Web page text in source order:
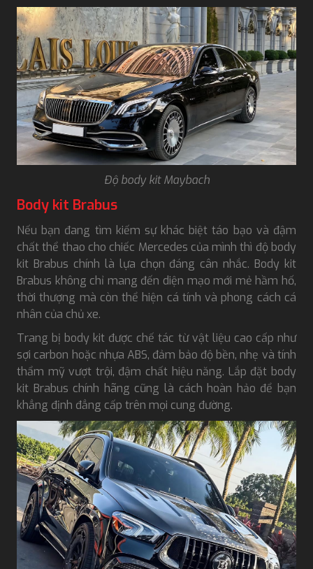
Độ body kit Maybach
Body kit Brabus
Nếu bạn đang tìm kiếm sự khác biệt táo bạo và đậm
chất thể thao cho chiếc Mercedes của mình thì độ body
kit Brabus chính là lựa chọn đáng cân nhắc. Body kit
Brabus không chỉ mang đến diện mạo mới mẻ hầm hố,
thời thượng mà còn thể hiện cá tính và phong cách cá
nhân của chủ xe.
Trang bị body kit được chế tác từ vật liệu cao cấp như
sợi carbon hoặc nhựa ABS, đảm bảo độ bền, nhẹ và tính
thẩm mỹ vượt trội, đậm chất hiệu năng. Lắp đặt body
kit Brabus chính hãng cũng là cách hoàn hảo để bạn
khẳng định đẳng cấp trên mọi cung đường.